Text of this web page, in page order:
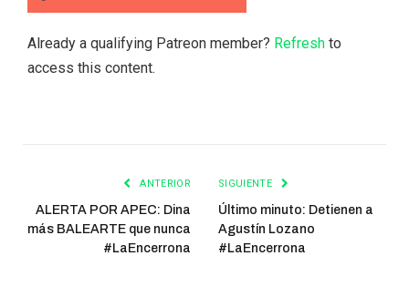
Already a qualifying Patreon member? Refresh to
access this content.
ANTERIOR
ALERTA POR APEC: Dina
más BALEARTE que nunca
#LaEncerrona
SIGUIENTE
Último minuto: Detienen a
Agustín Lozano
#LaEncerrona